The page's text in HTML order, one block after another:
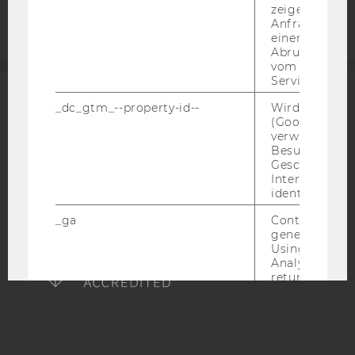
ACCREDITED BY:
AMBA
zeigen Opt-
Anfrage im
einen Fehler
Abrufen
vom AMP
Service an.
_dc_gtm_--property-id--
Wird von
(Google Tag
verwendet,
Besucher
Geschlecht
Interessen zu
identifizieren.
_ga
Contains a
generated
Using this
Analytics can
returning